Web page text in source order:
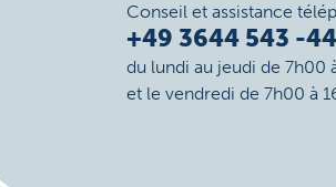
Conseil et assistance
+49 3644 543 -
du lundi au jeudi de 7h00
et le vendredi de 7h00 à